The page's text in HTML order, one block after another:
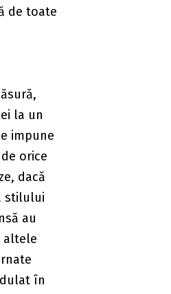
de toate
la un
impune
orice
dacă
stilului
au
altele
în